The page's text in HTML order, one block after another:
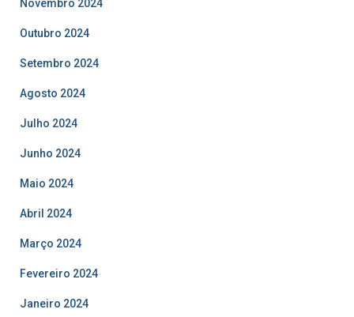
Novembro 2024
Outubro 2024
Setembro 2024
Agosto 2024
Julho 2024
Junho 2024
Maio 2024
Abril 2024
Março 2024
Fevereiro 2024
Janeiro 2024